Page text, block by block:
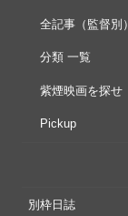
全記事（監督別）
分類 一覧
紫煙映画を探せ
Pickup
別枠日誌